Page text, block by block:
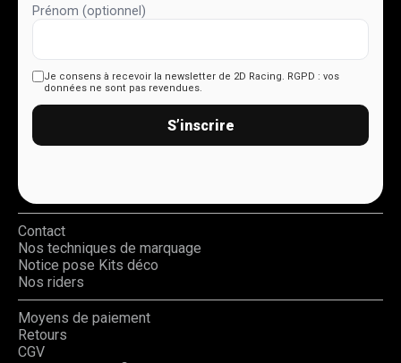
Prénom (optionnel)
Je consens à recevoir la newsletter de 2D Racing. RGPD : vos
données ne sont pas revendues.
S’inscrire
Contact
Nos techniques de marquage
Notice pose Kits déco
Nos riders
Moyens de paiement
Retours
CGV